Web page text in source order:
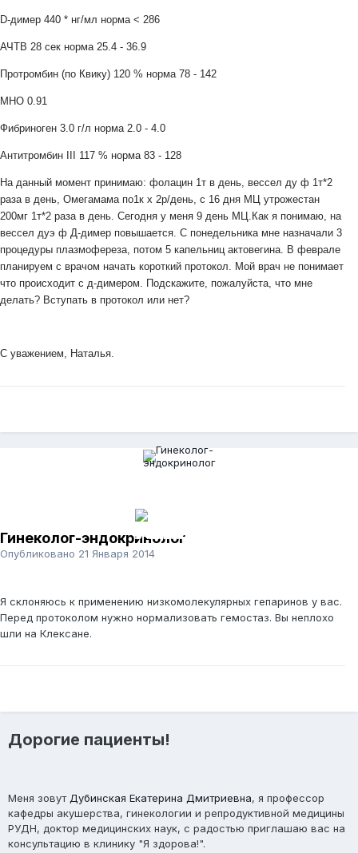
D-димер 440 * нг/мл норма < 286
АЧТВ 28 сек норма 25.4 - 36.9
Протромбин (по Квику) 120 % норма 78 - 142
МНО 0.91
Фибриноген 3.0 г/л норма 2.0 - 4.0
Антитромбин III 117 % норма 83 - 128
На данный момент принимаю: фолацин 1т в день, вессел ду ф 1т*2
раза в день, Омегамама по1к х 2р/день, с 16 дня МЦ утрожестан
200мг 1т*2 раза в день. Сегодня у меня 9 день МЦ. Как я понимаю, на
вессел дуэ ф Д-димер повышается. С понедельника мне назначали 3
процедуры плазмофереза, потом 5 капельниц актовегина. В феврале
планируем с врачом начать короткий протокол. Мой врач не понимает
что происходит с д-димером. Подскажите, пожалуйста, что мне
делать? Вступать в протокол или нет?
С уважением, Наталья.
Гинеколог-эндокринолог
Опубликовано 21 Января 2014
Я склоняюсь к применению низкомолекулярных гепаринов у вас.
Перед протоколом нужно нормализовать гемостаз. Вы неплохо
шли на Клексане.
Дорогие пациенты!
Меня зовут Дубинская Екатерина Дмитриевна, я профессор
кафедры акушерства, гинекологии и репродуктивной медицины
РУДН, доктор медицинских наук, с радостью приглашаю вас на
консультацию в клинику "Я здорова!".